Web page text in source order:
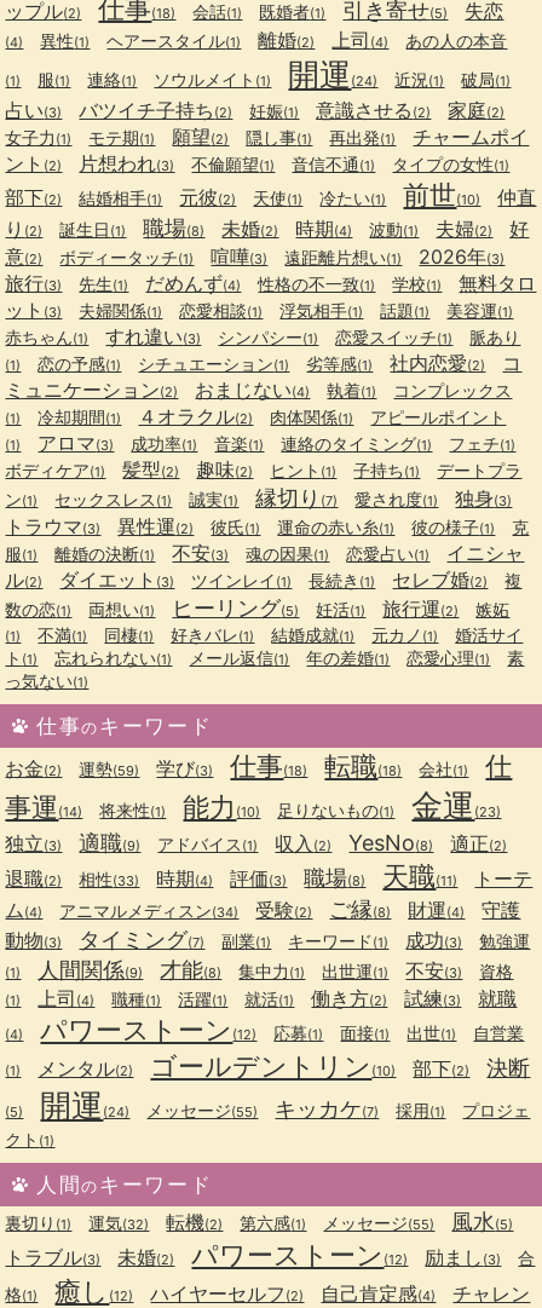
ップル(2) 仕事(18) 会話(1) 既婚者(1) 引き寄せ(5) 失恋
(4) 異性(1) ヘアースタイル(1) 離婚(2) 上司 (4) あの人の本音
(1) 服(1) 連絡(1) ソウルメイト (1) 開運 (24) 近況 (1) 破局(1)
占い(3) バツイチ子持ち (2) 妊娠(1) 意識させる (2) 家庭(2)
女子力 (1) モテ期(1) 願望(2) 隠し事(1) 再出発(1)
チャームポイ
ント (2) 片想われ(3) 不倫願望(1) 音信不通 (1) タイプの女性(1)
部下(2) 結婚相手(1) 元彼(2) 天使(1) 冷たい(1) 前世(10)
仲直
り (2) 誕生日 (1) 職場(8) 未婚(2) 時期(4) 波動(1) 夫婦(2)
好
意(2) ボディータッチ(1) 喧嘩(3) 遠距離片想い(1) 2026年(3)
旅行(3) 先生(1) だめんず(4) 性格の不一致(1) 学校(1)
無料タロ
ット (3) 夫婦関係(1) 恋愛相談(1) 浮気相手(1) 話題(1) 美容運(1)
赤ちゃん(1) すれ違い(3) シンパシー(1) 恋愛スイッチ(1) 脈あり
(1) 恋の予感(1) シチュエーション(1) 劣等感(1) 社内恋愛(2)
コ
ミュニケーション(2) おまじない(4) 執着(1) コンプレックス
(1) 冷却期間(1) ４オラクル(2) 肉体関係(1) アピールポイント
(1) アロマ(3) 成功率(1) 音楽(1) 連絡のタイミング(1) フェチ(1)
ボディケア(1) 髪型(2) 趣味(2) ヒント (1) 子持ち(1)
デートプラ
ン(1) セックスレス (1) 誠実(1) 縁切り (7) 愛され度(1) 独身(3)
トラウマ(3) 異性運(2) 彼氏(1) 運命の赤い糸(1) 彼の様子(1)
克
服(1) 離婚の決断(1) 不安(3) 魂の因果(1) 恋愛占い(1)
イニシャ
ル(2) ダイエット (3) ツインレイ (1) 長続き (1) セレブ婚(2)
複
数の恋(1) 両想い(1) ヒーリング(5) 妊活(1) 旅行運(2) 嫉妬
(1) 不満(1) 同棲(1) 好きバレ(1) 結婚成就(1) 元カノ (1)
婚活サイ
ト (1) 忘れられない(1) メール返信(1) 年の差婚(1) 恋愛心理(1)
素
っ気ない(1)
仕事のキーワード
お金(2) 運勢(59) 学び(3) 仕事(18) 転職(18) 会社(1)
仕
事運 (14) 将来性(1) 能力 (10) 足りないもの(1) 金運 (23)
独立(3) 適職(9) アドバイス (1) 収入 (2) YesNo(8) 適正(2)
退職(2) 相性(33) 時期(4) 評価(3) 職場(8) 天職(11)
トーテ
ム (4) アニマルメディスン(34) 受験(2) ご縁(8) 財運(4)
守護
動物(3) タイミング(7) 副業(1) キーワード (1) 成功(3) 勉強運
(1) 人間関係(9) 才能(8) 集中力 (1) 出世運(1) 不安(3) 資格
(1) 上司 (4) 職種(1) 活躍(1) 就活(1) 働き方(2) 試練(3) 就職
(4) パワーストーン (12) 応募(1) 面接(1) 出世(1) 自営業
(1) メンタル(2) ゴールデントリン (10) 部下(2) 決断
(5) 開運 (24) メッセージ(55) キッカケ(7) 採用(1)
プロジェ
クト (1)
人間のキーワード
裏切り (1) 運気(32) 転機(2) 第六感(1) メッセージ(55) 風水(5)
トラブル(3) 未婚(2) パワーストーン (12) 励まし (3)
合
格(1) 癒し (12) ハイヤーセルフ (2) 自己肯定感(4)
チャレン